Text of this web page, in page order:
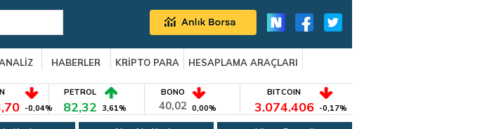
HABERLER KRİPTO PARA
HESAPLAMA ARAÇLARI
-0,04%
PETROL
82,32 3,61%
BONO
40,02 0,00%
BITCOIN
3.074.406 -0,17%